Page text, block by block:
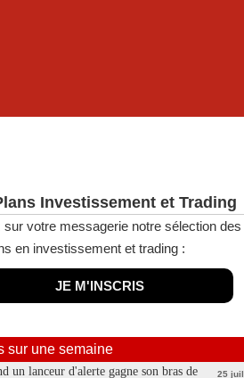
Investissement et Trading
sur votre messagerie notre sélection des
en investissement et trading :
JE M'INSCRIS
sur une semaine
un lanceur d'alerte gagne son bras de
25 juil.